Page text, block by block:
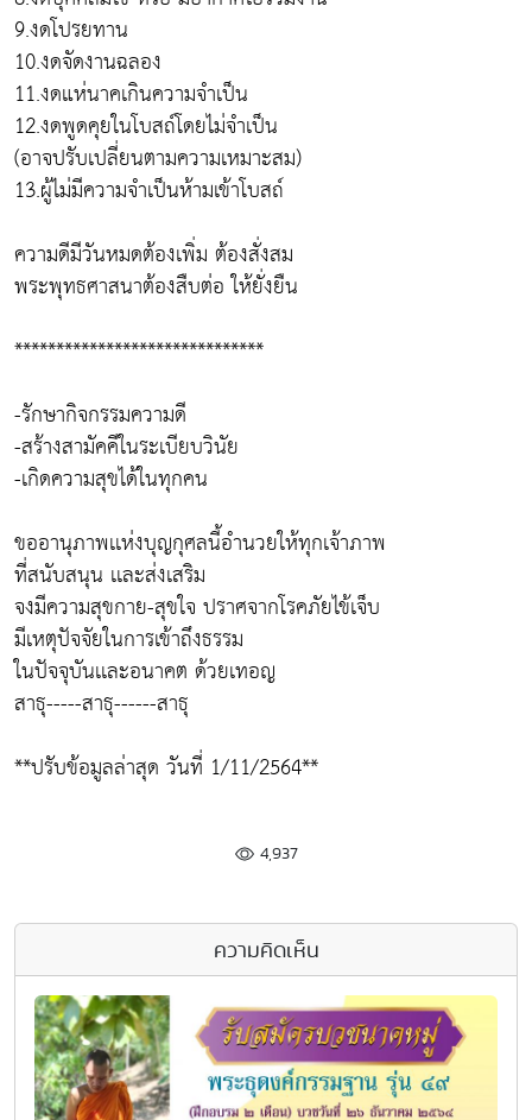
9.งดโปรยทาน
10.งดจัดงานฉลอง
11.งดแห่นาคเกินความจำเป็น
12.งดพูดคุยในโบสถ์โดยไม่จำเป็น
(อาจปรับเปลี่ยนตามความเหมาะสม)
13.ผู้ไม่มีความจำเป็นห้ามเข้าโบสถ์
ความดีมีวันหมดต้องเพิ่ม ต้องสั่งสม
พระพุทธศาสนาต้องสืบต่อ ให้ยั่งยืน
******************************
-รักษากิจกรรมความดี
-สร้างสามัคคีในระเบียบวินัย
-เกิดความสุขได้ในทุกคน
ขออานุภาพเเห่งบุญกุศลนี้อำนวยให้ทุกเจ้าภาพ
ที่สนับสนุน เเละส่งเสริม
จงมีความสุขกาย-สุขใจ ปราศจากโรคภัยไข้เจ็บ
มีเหตุปัจจัยในการเข้าถึงธรรม
ในปัจจุบันเเละอนาคต ด้วยเทอญ
สาธุ-----สาธุ------สาธุ
**ปรับข้อมูลล่าสุด วันที่ 1/11/2564**
4,937
ความคิดเห็น